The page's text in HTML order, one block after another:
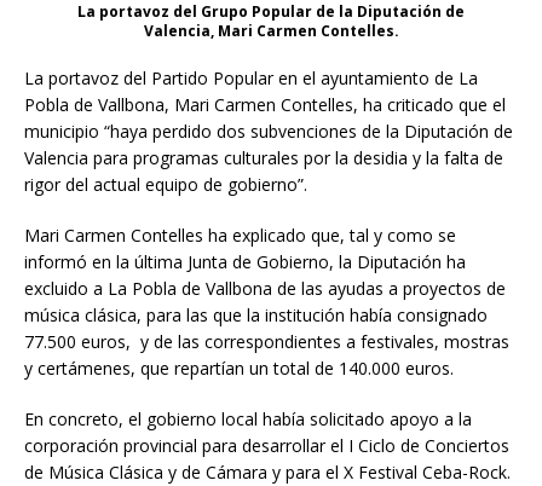
La portavoz del Grupo Popular de la Diputación de
Valencia, Mari Carmen Contelles.
La portavoz del Partido Popular en el ayuntamiento de La
Pobla de Vallbona, Mari Carmen Contelles, ha criticado que el
municipio “haya perdido dos subvenciones de la Diputación de
Valencia para programas culturales por la desidia y la falta de
rigor del actual equipo de gobierno”.
Mari Carmen Contelles ha explicado que, tal y como se
informó en la última Junta de Gobierno, la Diputación ha
excluido a La Pobla de Vallbona de las ayudas a proyectos de
música clásica, para las que la institución había consignado
77.500 euros, y de las correspondientes a festivales, mostras
y certámenes, que repartían un total de 140.000 euros.
En concreto, el gobierno local había solicitado apoyo a la
corporación provincial para desarrollar el I Ciclo de Conciertos
de Música Clásica y de Cámara y para el X Festival Ceba-Rock.